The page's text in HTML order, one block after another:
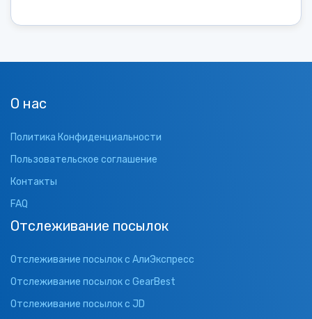
О нас
Политика Конфиденциальности
Пользовательское соглашение
Контакты
FAQ
Отслеживание посылок
Отслеживание посылок с АлиЭкспресс
Отслеживание посылок с GearBest
Отслеживание посылок с JD